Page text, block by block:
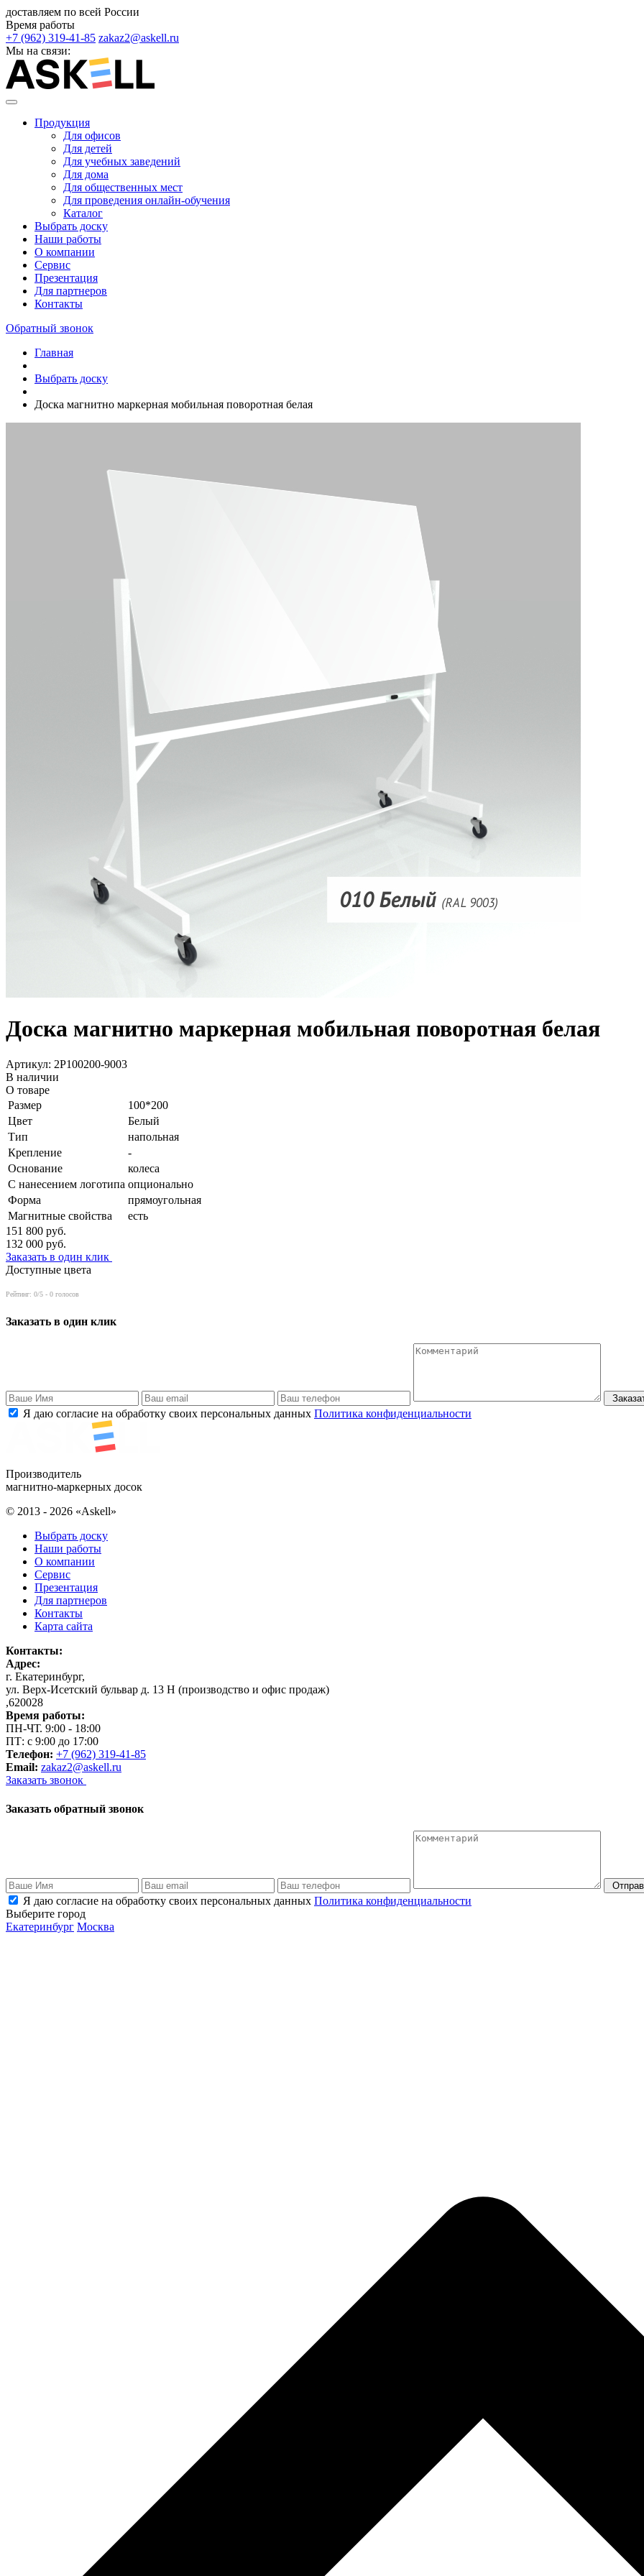
доставляем по всей России
Время работы
+7 (962) 319-41-85 zakaz2@askell.ru
Мы на связи:
Продукция
Для офисов
Для детей
Для учебных заведений
Для дома
Для общественных мест
Для проведения онлайн-обучения
Каталог
Выбрать доску
Наши работы
О компании
Сервис
Презентация
Для партнеров
Контакты
Обратный звонок
Главная
Выбрать доску
Доска магнитно маркерная мобильная поворотная белая
Доска магнитно маркерная мобильная поворотная белая
Артикул: 2P100200-9003
В наличии
О товаре
Размер
100*200
Цвет
Белый
Тип
напольная
Крепление
-
Основание
колеса
С нанесением логотипа опционально
Форма
прямоугольная
Магнитные свойства
есть
151 800 руб.
132 000 руб.
Заказать в один клик
Доступные цвета
Рейтинг: 0/5 - 0 голосов
Заказать в один клик
Я даю согласие на обработку своих персональных данных Политика конфиденциальности
Производитель
магнитно-маркерных досок
© 2013 - 2026 «Askell»
Выбрать доску
Наши работы
О компании
Сервис
Презентация
Для партнеров
Контакты
Карта сайта
Контакты:
Адрес:
г. Екатеринбург,
ул. Верх-Исетский бульвар д. 13 Н (производство и офис продаж)
,620028
Время работы:
ПН-ЧТ. 9:00 - 18:00
ПТ: с 9:00 до 17:00
Телефон: +7 (962) 319-41-85
Email: zakaz2@askell.ru
Заказать звонок
Заказать обратный звонок
Я даю согласие на обработку своих персональных данных Политика конфиденциальности
Выберите город
Екатеринбург Москва